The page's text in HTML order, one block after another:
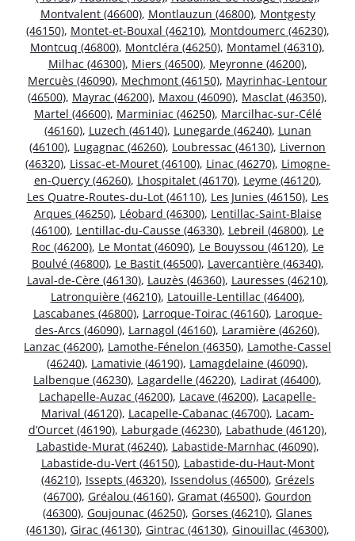
Montvalent (46600), Montlauzun (46800), Montgesty
(46150), Montet-et-Bouxal (46210), Montdoumerc (46230),
Montcuq (46800), Montcléra (46250), Montamel (46310),
Milhac (46300), Miers (46500), Meyronne (46200),
Mercuès (46090), Mechmont (46150), Mayrinhac-Lentour
(46500), Mayrac (46200), Maxou (46090), Masclat (46350),
Martel (46600), Marminiac (46250), Marcilhac-sur-Célé
(46160), Luzech (46140), Lunegarde (46240), Lunan
(46100), Lugagnac (46260), Loubressac (46130), Livernon
(46320), Lissac-et-Mouret (46100), Linac (46270), Limogne-
en-Quercy (46260), Lhospitalet (46170), Leyme (46120),
Les Quatre-Routes-du-Lot (46110), Les Junies (46150), Les
Arques (46250), Léobard (46300), Lentillac-Saint-Blaise
(46100), Lentillac-du-Causse (46330), Lebreil (46800), Le
Roc (46200), Le Montat (46090), Le Bouyssou (46120), Le
Boulvé (46800), Le Bastit (46500), Lavercantière (46340),
Laval-de-Cère (46130), Lauzès (46360), Lauresses (46210),
Latronquière (46210), Latouille-Lentillac (46400),
Lascabanes (46800), Larroque-Toirac (46160), Laroque-
des-Arcs (46090), Larnagol (46160), Laramière (46260),
Lanzac (46200), Lamothe-Fénelon (46350), Lamothe-Cassel
(46240), Lamativie (46190), Lamagdelaine (46090),
Lalbenque (46230), Lagardelle (46220), Ladirat (46400),
Lachapelle-Auzac (46200), Lacave (46200), Lacapelle-
Marival (46120), Lacapelle-Cabanac (46700), Lacam-
d’Ourcet (46190), Laburgade (46230), Labathude (46120),
Labastide-Murat (46240), Labastide-Marnhac (46090),
Labastide-du-Vert (46150), Labastide-du-Haut-Mont
(46210), Issepts (46320), Issendolus (46500), Grézels
(46700), Gréalou (46160), Gramat (46500), Gourdon
(46300), Goujounac (46250), Gorses (46210), Glanes
(46130), Girac (46130), Gintrac (46130), Ginouillac (46300),